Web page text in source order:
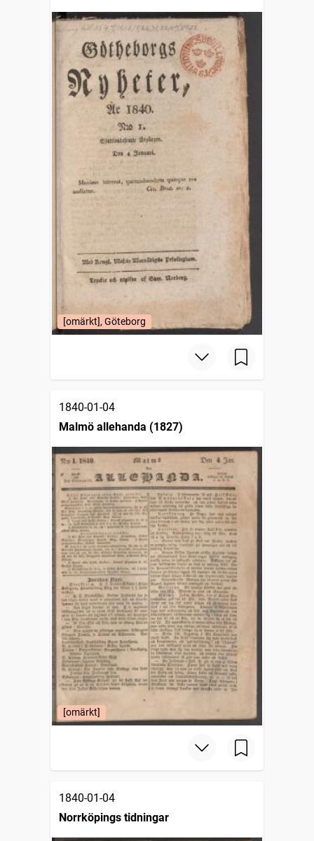
[omärkt], Göteborg
1840-01-04
Malmö allehanda (1827)
[omärkt]
1840-01-04
Norrköpings tidningar